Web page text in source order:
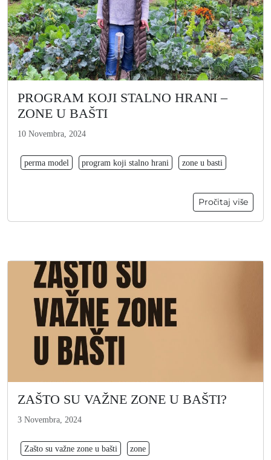
PROGRAM KOJI STALNO HRANI –
ZONE U BAŠTI
10 Novembra, 2024
perma model program koji stalno hrani zone u basti
Pročitaj više
ZAŠTO SU VAŽNE ZONE U BAŠTI?
3 Novembra, 2024
Zašto su važne zone u bašti zone